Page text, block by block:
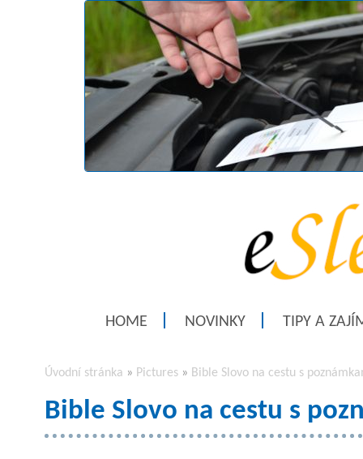
HOME NOVINKY TIPY A
Úvodní stránka » Pictures » Bible Slovo na cestu s
Bible Slovo na cestu s